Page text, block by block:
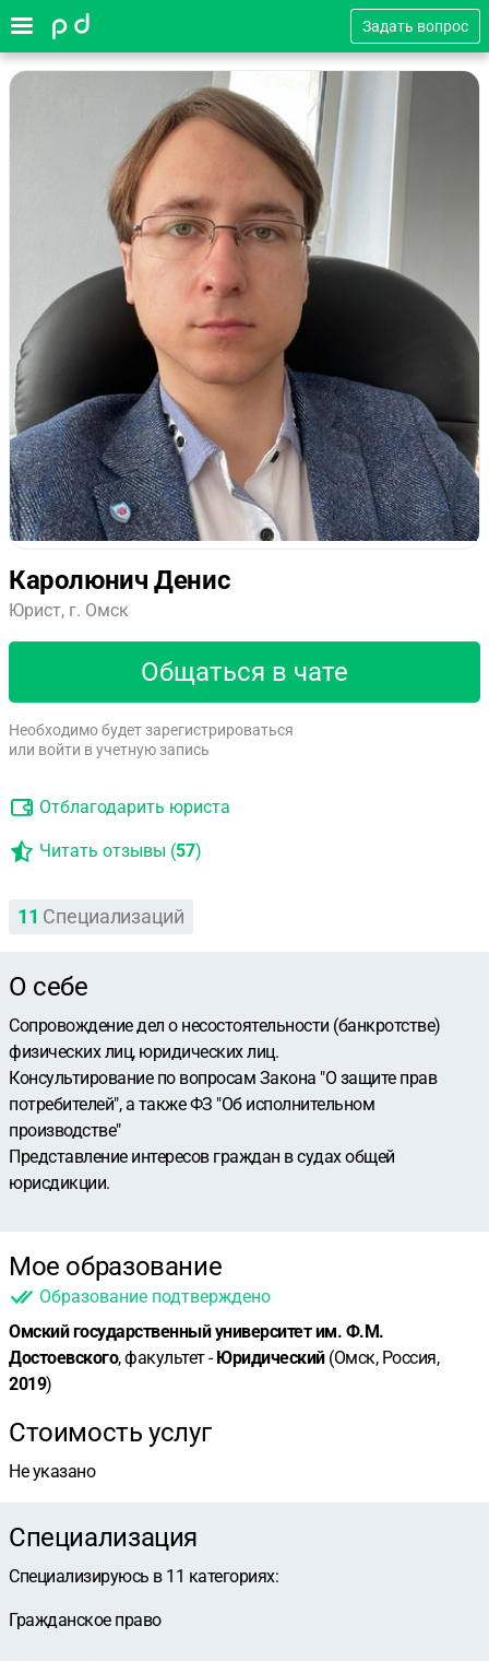
Задать вопрос
Каролюнич Денис
Юрист, г. Омск
Общаться в чате
Необходимо будет зарегистрироваться
или войти в учетную запись
Отблагодарить юриста
Читать отзывы (57)
11 Специализаций
О себе
Сопровождение дел о несостоятельности (банкротстве)
физических лиц, юридических лиц.
Консультирование по вопросам Закона "О защите прав
потребителей", а также ФЗ "Об исполнительном
производстве"
Представление интересов граждан в судах общей
юрисдикции.
Мое образование
Образование подтверждено
Омский государственный университет им. Ф.М.
Достоевского, факультет -Юридический(Омск, Россия,
2019)
Стоимость услуг
Не указано
Специализация
Специализируюсь в 11 категориях:
Гражданское право